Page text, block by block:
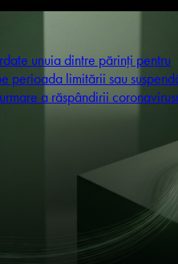
unuia dintre părinți pentru
perioada limitării sau
a răspândirii